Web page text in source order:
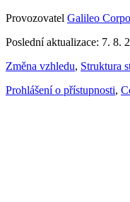
Provozovatel Galileo
Poslední aktualizace: 7. 8.
Změna vzhledu, Struktura
Prohlášení o přístupnosti,